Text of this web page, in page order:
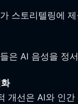
스토리텔링에
은 AI 음성을 정
개선은 AI와 인